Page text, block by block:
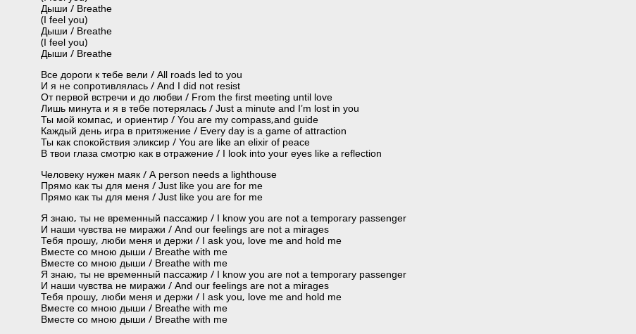
Дыши / Breathe
(I feel you)
Дыши / Breathe
(I feel you)
Дыши / Breathe
Все дороги к тебе вели / All roads led to you
И я не сопротивлялась / And I did not resist
От первой встречи и до любви / From the first meeting until love
Лишь минута и я в тебе потерялась / Just a minute and I’m lost in you
Ты мой компас, и ориентир / You are my compass,and guide
Каждый день игра в притяжение / Every day is a game of attraction
Ты как спокойствия эликсир / You are like an elixir of peace
В твои глаза смотрю как в отражение / I look into your eyes like a reflection
Человеку нужен маяк / A person needs a lighthouse
Прямо как ты для меня / Just like you are for me
Прямо как ты для меня / Just like you are for me
Я знаю, ты не временный пассажир / I know you are not a temporary passenger
И наши чувства не миражи / And our feelings are not a mirages
Тебя прошу, люби меня и держи / I ask you, love me and hold me
Вместе со мною дыши / Breathe with me
Вместе со мною дыши / Breathe with me
Я знаю, ты не временный пассажир / I know you are not a temporary passenger
И наши чувства не миражи / And our feelings are not a mirages
Тебя прошу, люби меня и держи / I ask you, love me and hold me
Вместе со мною дыши / Breathe with me
Вместе со мною дыши / Breathe with me